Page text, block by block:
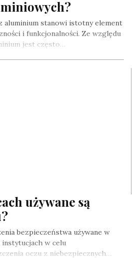
aluminium stanowi istotny element
i funkcjonalności. Ze względu
jest często…
używane są
bezpieczeństwa używane w
w celu
oczu z niebezpiecznych…